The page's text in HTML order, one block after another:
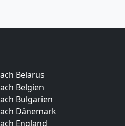
Belarus
Belgien
Bulgarien
Dänemark
England